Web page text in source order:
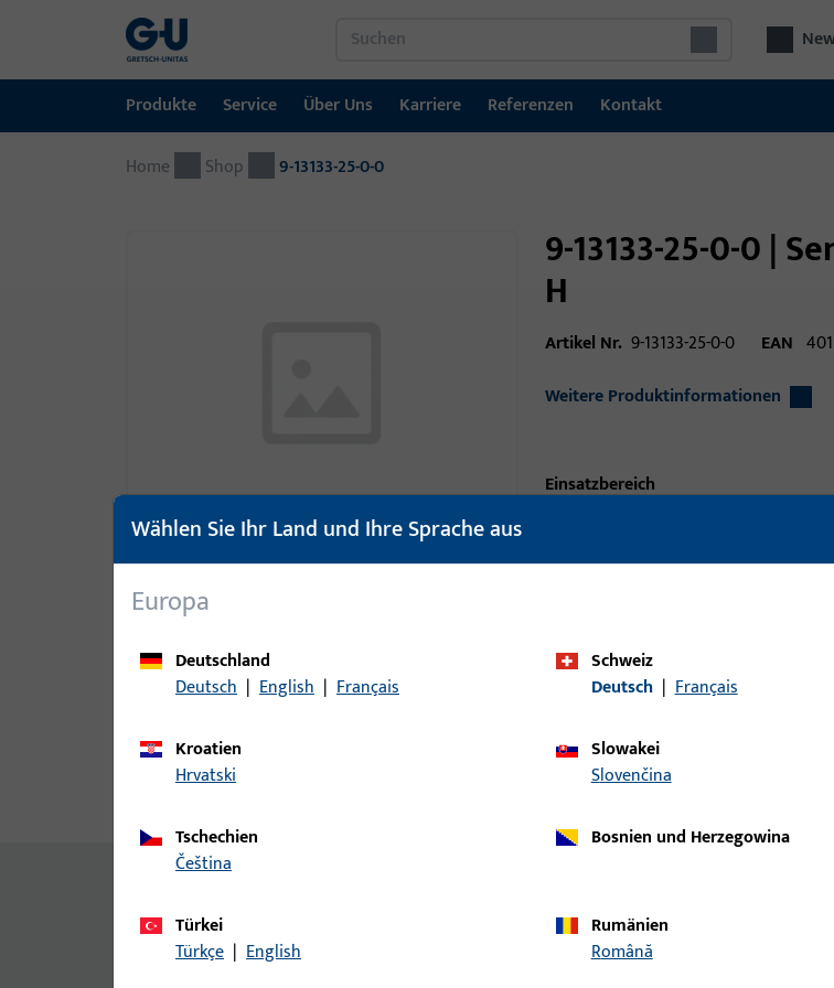
Produkte
Produkte
Service
Service
Über Uns
Über Uns
Karriere
Karriere
Referenzen
Referenzen
Kontakt
Kontakt
Home Shop 9-13133-25-0-0
9-13133-25-0-0 |
H
Artikel Nr. 9-13133-25-0-0 EAN
Weitere Produktinformationen
Einsatzbereich
Verpackungseinheit
Allgemeine Informationen
Senkkopfschraube DIN 965-M5 x L-A2-70-H
Wählen Sie Ihr Land und Ihre Sprache aus
Europa
Deutschland
Deutsch | English | Français
Schweiz
Deutsch | Français
Kroatien
Hrvatski
Slowakei
Slovenčina
Tschechien
čeština
Bosnien und Herzegowina
Türkei
Türkçe | English
Rumänien
Română